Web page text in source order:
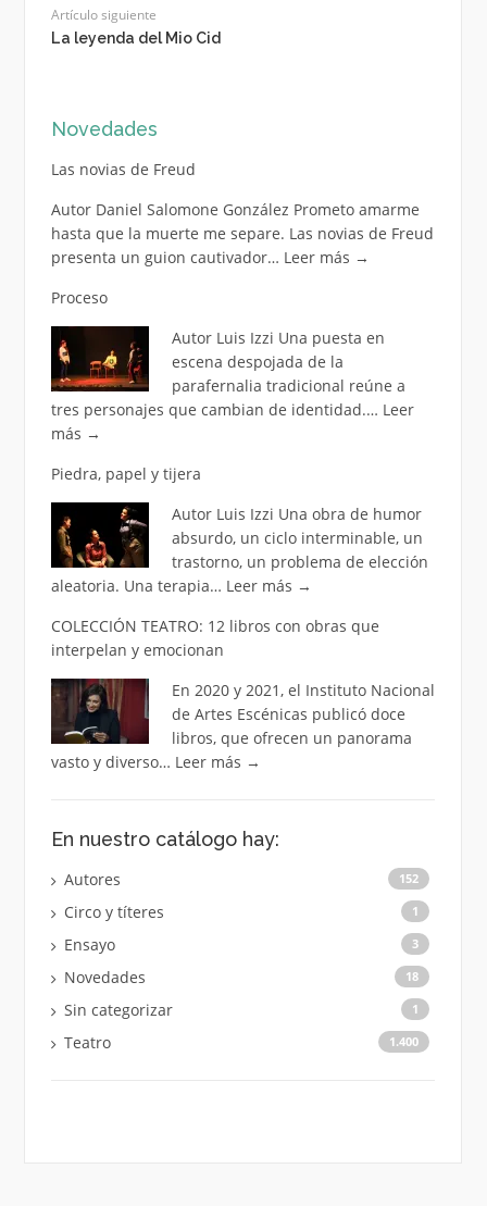
Artículo siguiente
La leyenda del Mio Cid
Novedades
Las novias de Freud
Autor Daniel Salomone González Prometo amarme
hasta que la muerte me separe. Las novias de Freud
presenta un guion cautivador… Leer más →
Proceso
Autor Luis Izzi Una puesta en
escena despojada de la
parafernalia tradicional reúne a
tres personajes que cambian de identidad.… Leer
más →
Piedra, papel y tijera
Autor Luis Izzi Una obra de humor
absurdo, un ciclo interminable, un
trastorno, un problema de elección
aleatoria. Una terapia… Leer más →
COLECCIÓN TEATRO: 12 libros con obras que
interpelan y emocionan
En 2020 y 2021, el Instituto Nacional
de Artes Escénicas publicó doce
libros, que ofrecen un panorama
vasto y diverso… Leer más →
En nuestro catálogo hay:
Autores 152
Circo y títeres 1
Ensayo 3
Novedades 18
Sin categorizar 1
Teatro 1.400